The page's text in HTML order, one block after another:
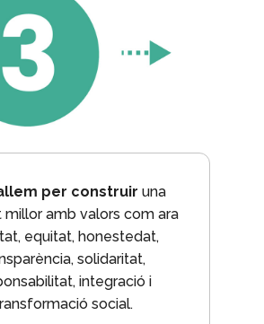
per construir una
amb valors com ara
equitat, honestedat,
solidaritat,
integració i
social.